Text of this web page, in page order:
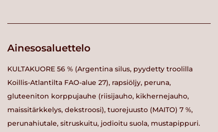
Ainesosaluettelo
KULTAKUORE 56 % (Argentina silus, pyydetty troolilla
Koillis-Atlantilta FAO-alue 27), rapsiöljy, peruna,
gluteeniton korppujauhe (riisijauho, kikhernejauho,
maissitärkkelys, dekstroosi), tuorejuusto (MAITO) 7 %,
perunahiutale, sitruskuitu, jodioitu suola, mustapippuri.